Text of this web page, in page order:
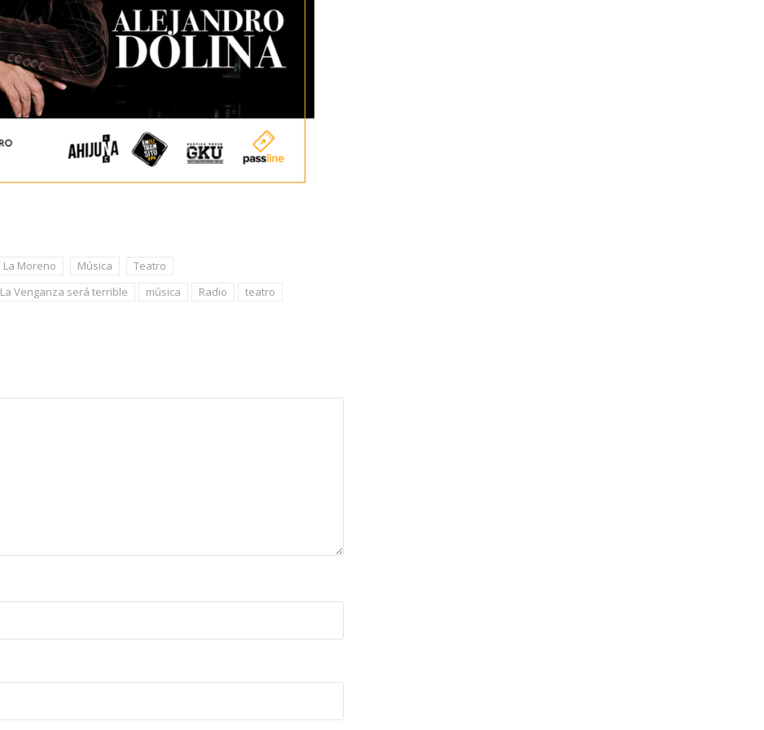
La Moreno Música
Teatro
La Venganza será terrible música Radio teatro